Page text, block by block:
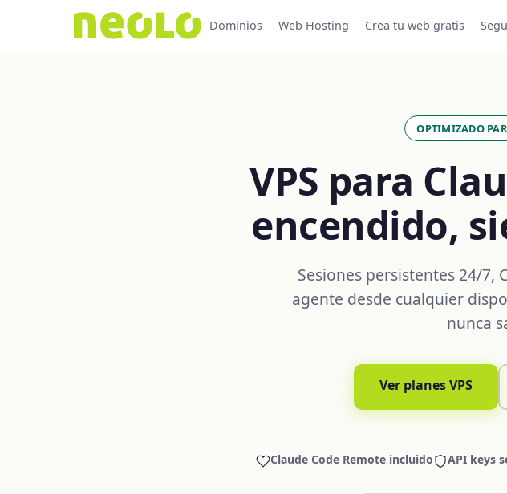
Dominios Web Hosting Crea tu web gratis
OPTIMIZADO
VPS para
encendido,
Sesiones persistentes 24/7,
agente desde cualquier
nunca
Ver planes VPS
Claude Code Remote incluido API keys